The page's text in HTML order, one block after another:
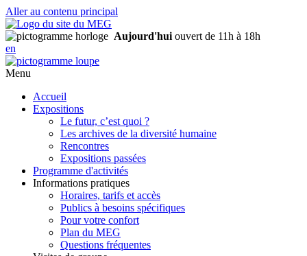
Aller au contenu principal
Aujourd'hui ouvert de 11h à 18h
en
Menu
Accueil
Expositions
Le futur, c’est quoi ?
Les archives de la diversité humaine
Rencontres
Expositions passées
Programme d'activités
Informations pratiques
Horaires, tarifs et accès
Publics à besoins spécifiques
Pour votre confort
Plan du MEG
Questions fréquentes